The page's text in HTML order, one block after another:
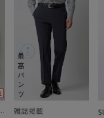
LANGUAGE／WHITE